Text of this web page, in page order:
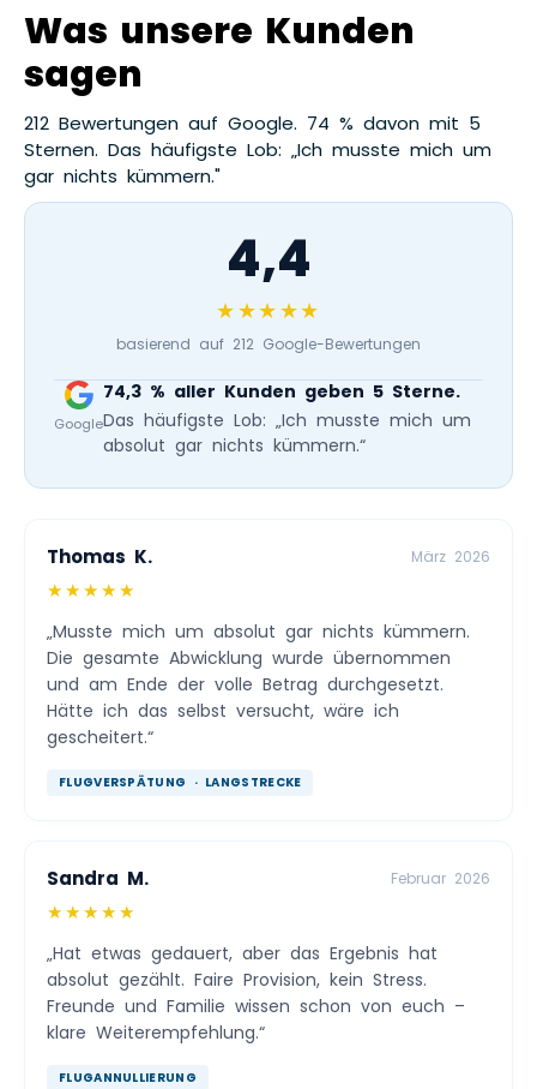
Was unsere Kunden
sagen
212 Bewertungen auf Google. 74 % davon mit 5
Sternen. Das häufigste Lob: „Ich musste mich um
gar nichts kümmern."
4,4
★★★★★
basierend auf 212 Google-Bewertungen
Google
74,3 % aller Kunden geben 5 Sterne.
Das häufigste Lob: „Ich musste mich um
absolut gar nichts kümmern.“
Thomas K. März 2026
★★★★★
„Musste mich um absolut gar nichts kümmern.
Die gesamte Abwicklung wurde übernommen
und am Ende der volle Betrag durchgesetzt.
Hätte ich das selbst versucht, wäre ich
gescheitert.“
FLUGVERSPÄTUNG · LANGSTRECKE
Sandra M. Februar 2026
★★★★★
„Hat etwas gedauert, aber das Ergebnis hat
absolut gezählt. Faire Provision, kein Stress.
Freunde und Familie wissen schon von euch –
klare Weiterempfehlung.“
FLUGANNULLIERUNG